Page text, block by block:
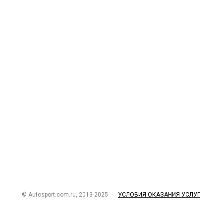
© Autosport.com.ru, 2013-2025 УСЛОВИЯ ОКАЗАНИЯ УСЛУГ